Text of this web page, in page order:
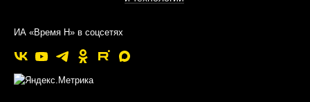
ИА «Время Н» в соцсетях